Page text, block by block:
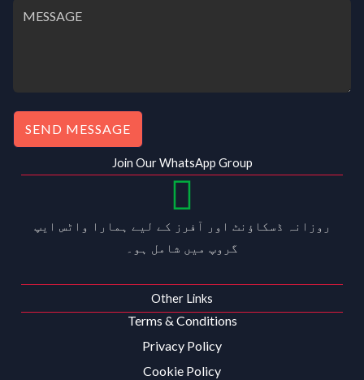
SEND MESSAGE
Join Our WhatsApp Group
روزانہ ڈسکاؤنٹ اور آفرز کے لیے ہمارا واٹس ایپ
گروپ میں شامل ہو۔
Other Links
Terms & Conditions
Privacy Policy
Cookie Policy